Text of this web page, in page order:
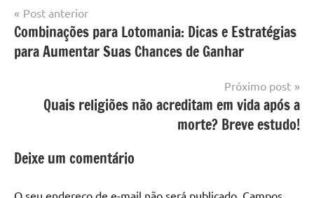
Navegação
de
Post
Post anterior
Combinações para Lotomania: Dicas e Estratégias
para Aumentar Suas Chances de Ganhar
Próximo post
Quais religiões não acreditam em vida após a
morte? Breve estudo!
Deixe um comentário
O seu endereço de e-mail não será publicado. Campos